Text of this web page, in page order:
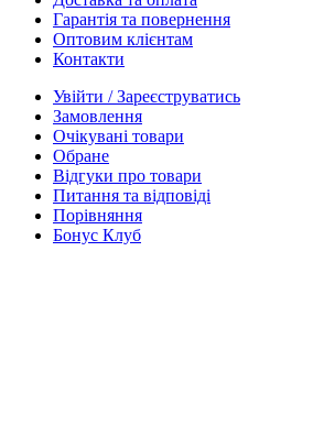
Гарантія та повернення
Оптовим клієнтам
Контакти
Увійти / Зареєструватись
Замовлення
Очікувані товари
Обране
Відгуки про товари
Питання та відповіді
Порівняння
Бонус Клуб